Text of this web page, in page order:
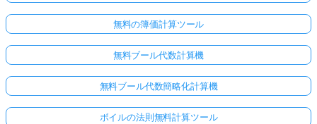
る
無料の簿価計算ツール
無料ブール代数計算機
無料ブール代数簡略化計算機
ボイルの法則無料計算ツール